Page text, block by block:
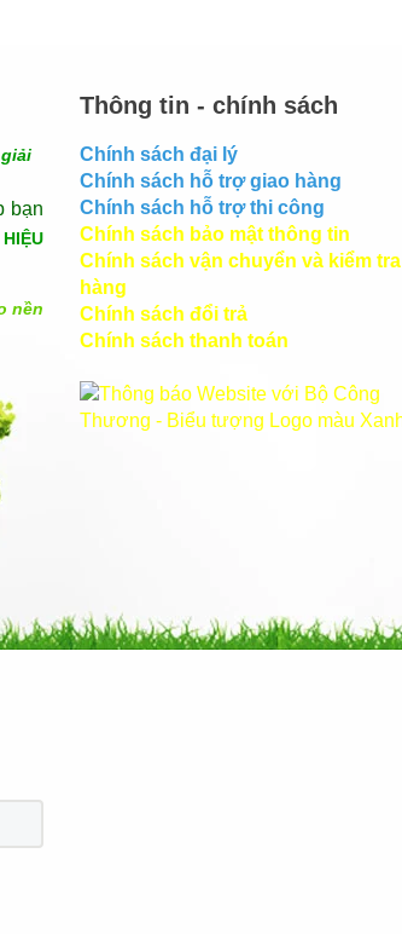
bạn
nền
Thông tin - chính sách
Chính sách đại lý
Chính sách hỗ trợ giao hàng
Chính sách hỗ trợ thi công
Chính sách bảo mật thông tin
Chính sách vận chuyển và kiểm tra
hàng
Chính sách đổi trả
Chính sách thanh toán